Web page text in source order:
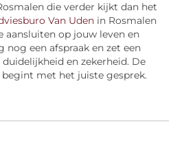
die verder kijkt dan het
Van Uden in Rosmalen
aansluiten op jouw leven en
nog een afspraak en zet een
en zekerheid. De
met het juiste gesprek.